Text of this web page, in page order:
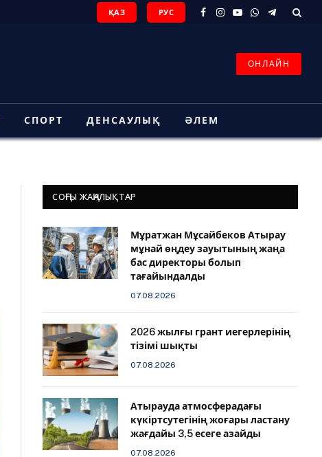
ҚАЗ РУС
Facebook
Instagram
YouTube
WhatsApp
Telegram
ОНЛАЙН
СПОРТ ДЕНСАУЛЫҚ ӘЛЕМ
СОҢҒЫ ЖАҢАЛЫҚТАР
Мұратжан Мұсайбеков Атырау
мұнай өңдеу зауытының жаңа
бас директоры болып
тағайындалды
07.08.2026
2026 жылғы грант иегерлерінің
тізімі шықты
07.08.2026
Атырауда атмосферадағы
күкіртсутегінің жоғары ластану
жағдайы 3,5 есеге азайды
07.08.2026